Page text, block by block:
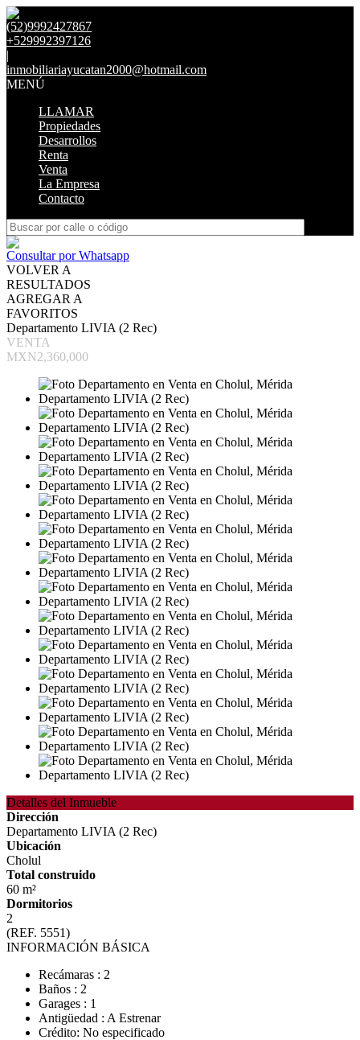
(52)9992427867
+529992397126
|
inmobiliariayucatan2000@hotmail.com
MENÚ
LLAMAR
Propiedades
Desarrollos
Renta
Venta
La Empresa
Contacto
Consultar por Whatsapp
VOLVER A
RESULTADOS
AGREGAR A
FAVORITOS
Departamento LIVIA (2 Rec)
VENTA
MXN2,360,000
Detalles del Inmueble
Dirección
Departamento LIVIA (2 Rec)
Ubicación
Cholul
Total construido
60 m²
Dormitorios
2
(REF. 5551)
INFORMACIÓN BÁSICA
Recámaras : 2
Baños : 2
Garages : 1
Antigüedad : A Estrenar
Crédito: No especificado